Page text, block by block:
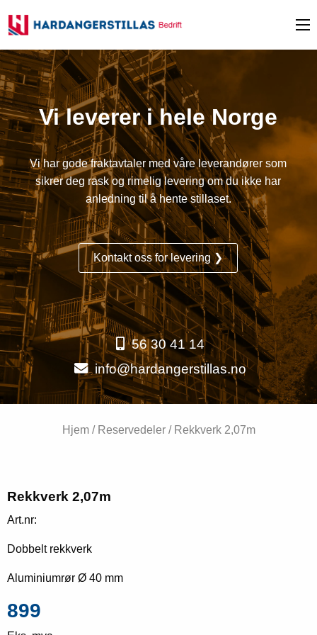
Vi leverer i hele Norge
Vi har gode fraktavtaler med våre leverandører som
sikrer deg rask og rimelig levering om du ikke har
anledning til å hente stillaset.
Kontakt oss for levering ❯
56 30 41 14
info@hardangerstillas.no
Hjem/ Reservedeler/ Rekkverk 2,07m
Rekkverk 2,07m
Art.nr:
Dobbelt rekkverk
Aluminiumrør Ø 40 mm
899